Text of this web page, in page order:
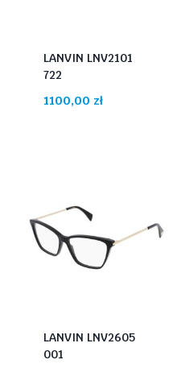
LANVIN LNV2101
722
1100,00 zł
LANVIN LNV2605
001